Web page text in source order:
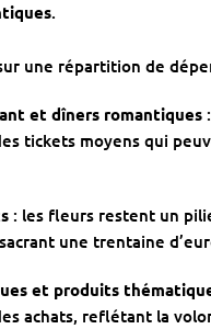
.
une répartition de
et dîners romantiques
tickets moyens qui
: les fleurs restent un
une trentaine
et produits
achats, reflétant la